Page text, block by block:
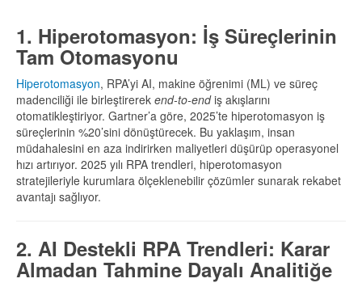
1. Hiperotomasyon: İş Süreçlerinin
Tam Otomasyonu
Hiperotomasyon, RPA’yi AI, makine öğrenimi (ML) ve süreç
madenciliği ile birleştirerek end-to-endiş akışlarını
otomatikleştiriyor. Gartner’a göre, 2025’te hiperotomasyon iş
süreçlerinin %20’sini dönüştürecek. Bu yaklaşım, insan
müdahalesini en aza indirirken maliyetleri düşürüp operasyonel
hızı artırıyor. 2025 yılı RPA trendleri, hiperotomasyon
stratejileriyle kurumlara ölçeklenebilir çözümler sunarak rekabet
avantajı sağlıyor.
2. AI Destekli RPA Trendleri: Karar
Almadan Tahmine Dayalı Analitiğe